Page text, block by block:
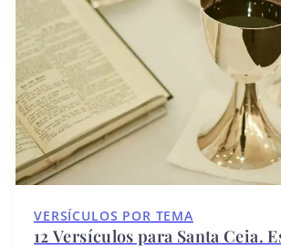
VERSÍCULOS POR TEMA
12 Versículos para Santa Ceia.